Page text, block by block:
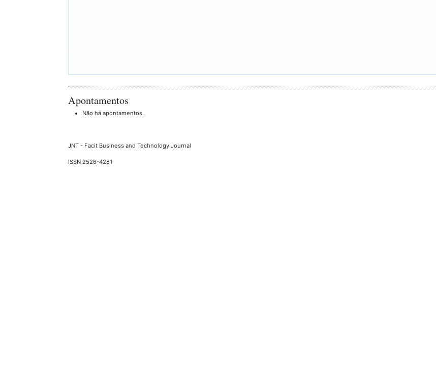
Apontamentos
Não há apontamentos.
JNT - Facit Business and Technology Journal
ISSN 2526-4281